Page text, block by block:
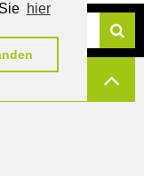
hier